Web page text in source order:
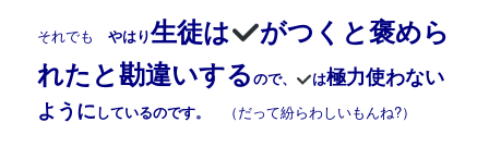
それでもやはり生徒は
がつくと褒めら
れたと勘違いするので、 は極力使わない
ようにしているのです。 （だって紛らわしいもんね?）